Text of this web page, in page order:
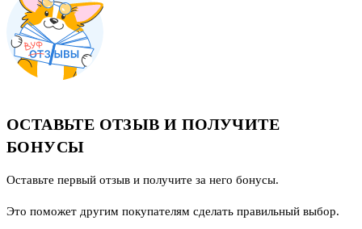
ОСТАВЬТЕ ОТЗЫВ И ПОЛУЧИТЕ
БОНУСЫ
Оставьте первый отзыв и получите за него бонусы.
Это поможет другим покупателям сделать правильный выбор.